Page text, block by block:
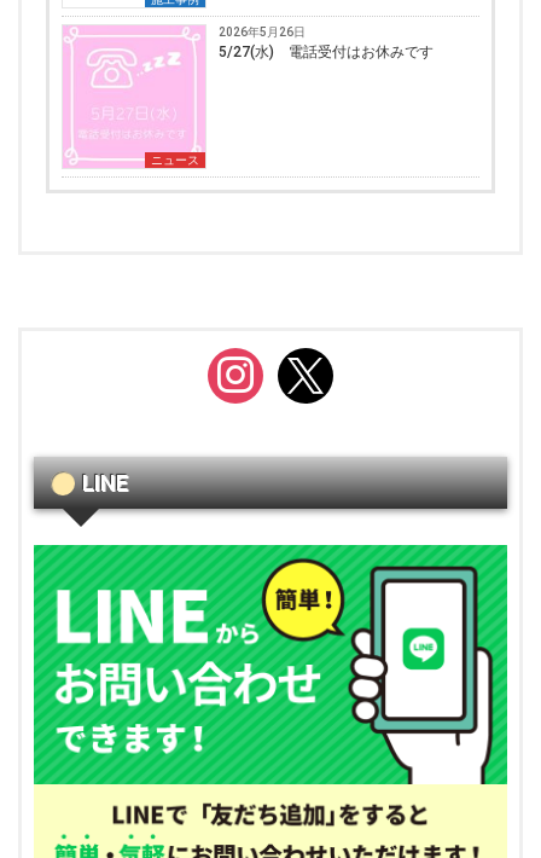
ニュース
2026年5月26日
5/27(水) 電話受付はお休みです
instagram
x
LINE